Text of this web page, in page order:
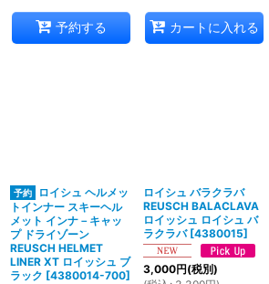
予約する カートに入れる
ロイシュ ヘルメッ
トインナー スキーヘル
メット インナ－キャッ
プ ドライゾーン
REUSCH HELMET
LINER XT ロイッシュ ブ
ラック [4380014-700]
ロイシュ バラクラバ
REUSCH BALACLAVA
ロイッシュ ロイシュ バ
ラクラバ [4380015]
3,000円(税別)